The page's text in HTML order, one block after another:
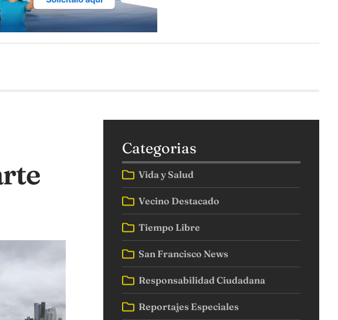
Categorias
Vida y Salud
Vecino Destacado
Tiempo Libre
San Francisco News
Responsabilidad Ciudadana
Reportajes Especiales